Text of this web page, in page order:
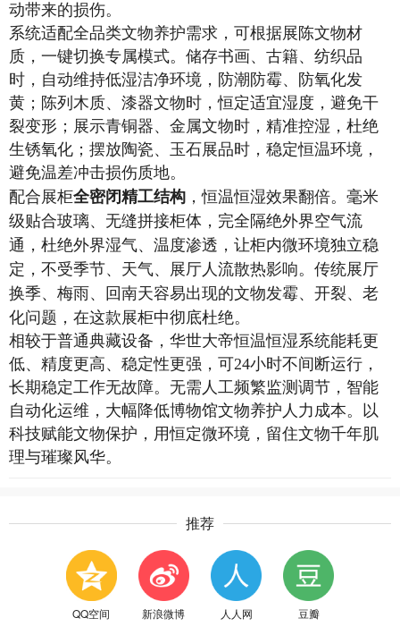
动带来的损伤。
系统适配全品类文物养护需求，可根据展陈文物材
质，一键切换专属模式。储存书画、古籍、纺织品
时，自动维持低湿洁净环境，防潮防霉、防氧化发
黄；陈列木质、漆器文物时，恒定适宜湿度，避免干
裂变形；展示青铜器、金属文物时，精准控湿，杜绝
生锈氧化；摆放陶瓷、玉石展品时，稳定恒温环境，
避免温差冲击损伤质地。
配合展柜全密闭精工结构 ，恒温恒湿效果翻倍。毫米
级贴合玻璃、无缝拼接柜体，完全隔绝外界空气流
通，杜绝外界湿气、温度渗透，让柜内微环境独立稳
定，不受季节、天气、展厅人流散热影响。传统展厅
换季、梅雨、回南天容易出现的文物发霉、开裂、老
化问题，在这款展柜中彻底杜绝。
相较于普通典藏设备，华世大帝恒温恒湿系统能耗更
低、精度更高、稳定性更强，可24小时不间断运行，
长期稳定工作无故障。无需人工频繁监测调节，智能
自动化运维，大幅降低博物馆文物养护人力成本。以
科技赋能文物保护，用恒定微环境，留住文物千年肌
理与璀璨风华。
推荐
QQ空间 新浪微博 人人网 豆瓣